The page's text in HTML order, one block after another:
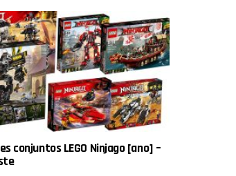
conjuntos LEGO Ninjago [ano] –